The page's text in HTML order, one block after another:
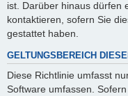
ist. Darüber hinaus dürfen
kontaktieren, sofern Sie
gestattet haben.
GELTUNGSBEREICH
Diese Richtlinie umfasst
Software umfassen.